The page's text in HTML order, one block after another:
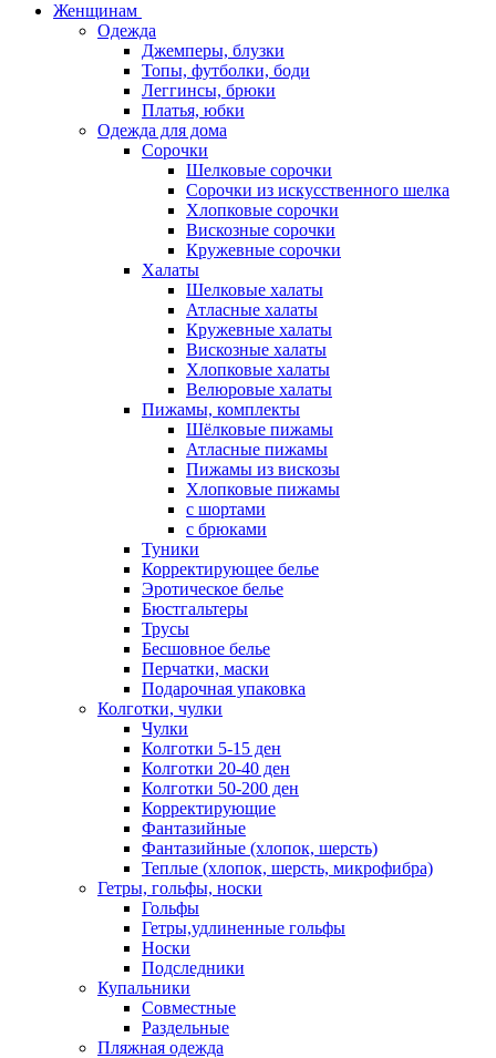
Женщинам
Одежда
Джемперы, блузки
Топы, футболки, боди
Леггинсы, брюки
Платья, юбки
Одежда для дома
Сорочки
Шелковые сорочки
Сорочки из искусственного шелка
Хлопковые сорочки
Вискозные сорочки
Кружевные сорочки
Халаты
Шелковые халаты
Атласные халаты
Кружевные халаты
Вискозные халаты
Хлопковые халаты
Велюровые халаты
Пижамы, комплекты
Шёлковые пижамы
Атласные пижамы
Пижамы из вискозы
Хлопковые пижамы
с шортами
с брюками
Туники
Корректирующее белье
Эротическое белье
Бюстгальтеры
Трусы
Бесшовное белье
Перчатки, маски
Подарочная упаковка
Колготки, чулки
Чулки
Колготки 5-15 ден
Колготки 20-40 ден
Колготки 50-200 ден
Корректирующие
Фантазийные
Фантазийные (хлопок, шерсть)
Теплые (хлопок, шерсть, микрофибра)
Гетры, гольфы, носки
Гольфы
Гетры,удлиненные гольфы
Носки
Подследники
Купальники
Совместные
Раздельные
Пляжная одежда